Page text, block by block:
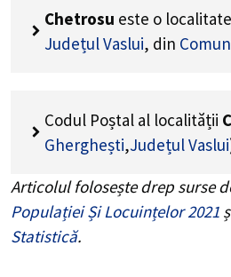
Chetrosu este o
Județul Vaslui, din
Codul Poștal al localității
Gherghești,Județul Vaslui
Articolul folosește drep surse
Populației Și Locuințelor 2021
Statistică.